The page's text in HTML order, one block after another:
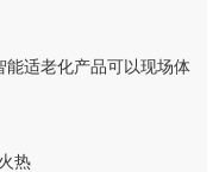
能适老化产品可以现场体
热